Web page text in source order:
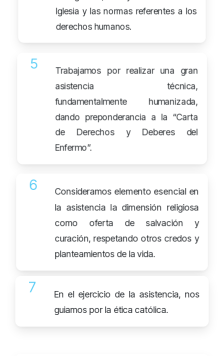
Iglesia y las normas referentes a los
derechos humanos.
5 Trabajamos por realizar una gran
asistencia técnica,
fundamentalmente humanizada,
dando preponderancia a la “Carta
de Derechos y Deberes del
Enfermo”.
6 Consideramos elemento esencial en
la asistencia la dimensión religiosa
como oferta de salvación y
curación, respetando otros credos y
planteamientos de la vida.
7
En el ejercicio de la asistencia, nos
guiamos por la ética católica.